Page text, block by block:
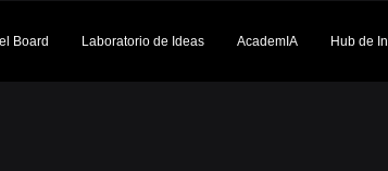
Board Laboratorio de Ideas AcademIA Hub de